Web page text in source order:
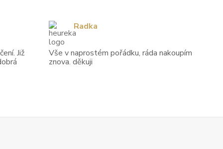
Již
Vše v naprostém pořádku, ráda nakoupím
znova. děkuji
Radka